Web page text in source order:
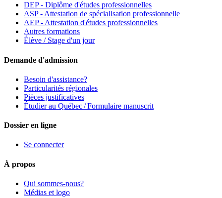
DEP - Diplôme d'études professionnelles
ASP - Attestation de spécialisation professionnelle
AEP - Attestation d'études professionnelles
Autres formations
Élève / Stage d'un jour
Demande d'admission
Besoin d'assistance?
Particularités régionales
Pièces justificatives
Étudier au Québec / Formulaire manuscrit
Dossier en ligne
Se connecter
À propos
Qui sommes-nous?
Médias et logo